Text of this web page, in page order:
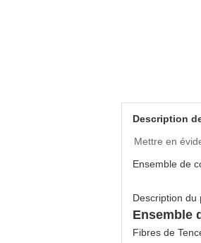
Description
Mettre en
Ensemble de
Description du
Ensemble
Fibres de